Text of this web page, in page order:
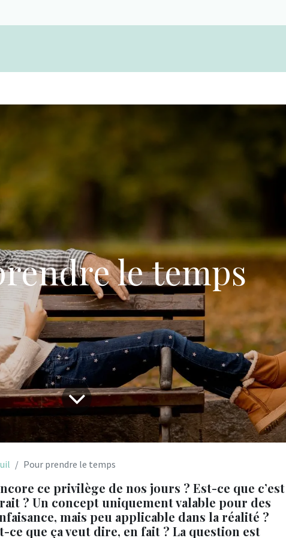
le temps
Pour prendre le temps
ce privilège de nos jours ? Est-ce que c’est
? Un concept uniquement valable pour des
mais peu applicable dans la réalité ?
ce que ça veut dire, en fait ? La question est